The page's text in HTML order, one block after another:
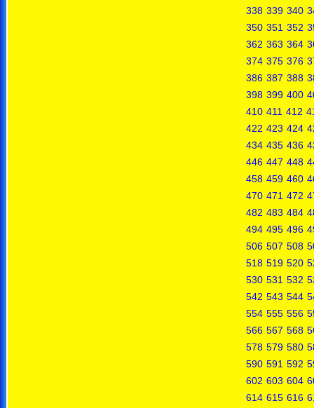
338 339 340
350 351 352
362 363 364
374 375 376
386 387 388
398 399 400
410 411 412
422 423 424
434 435 436
446 447 448
458 459 460
470 471 472
482 483 484
494 495 496
506 507 508
518 519 520
530 531 532
542 543 544
554 555 556
566 567 568
578 579 580
590 591 592
602 603 604
614 615 616